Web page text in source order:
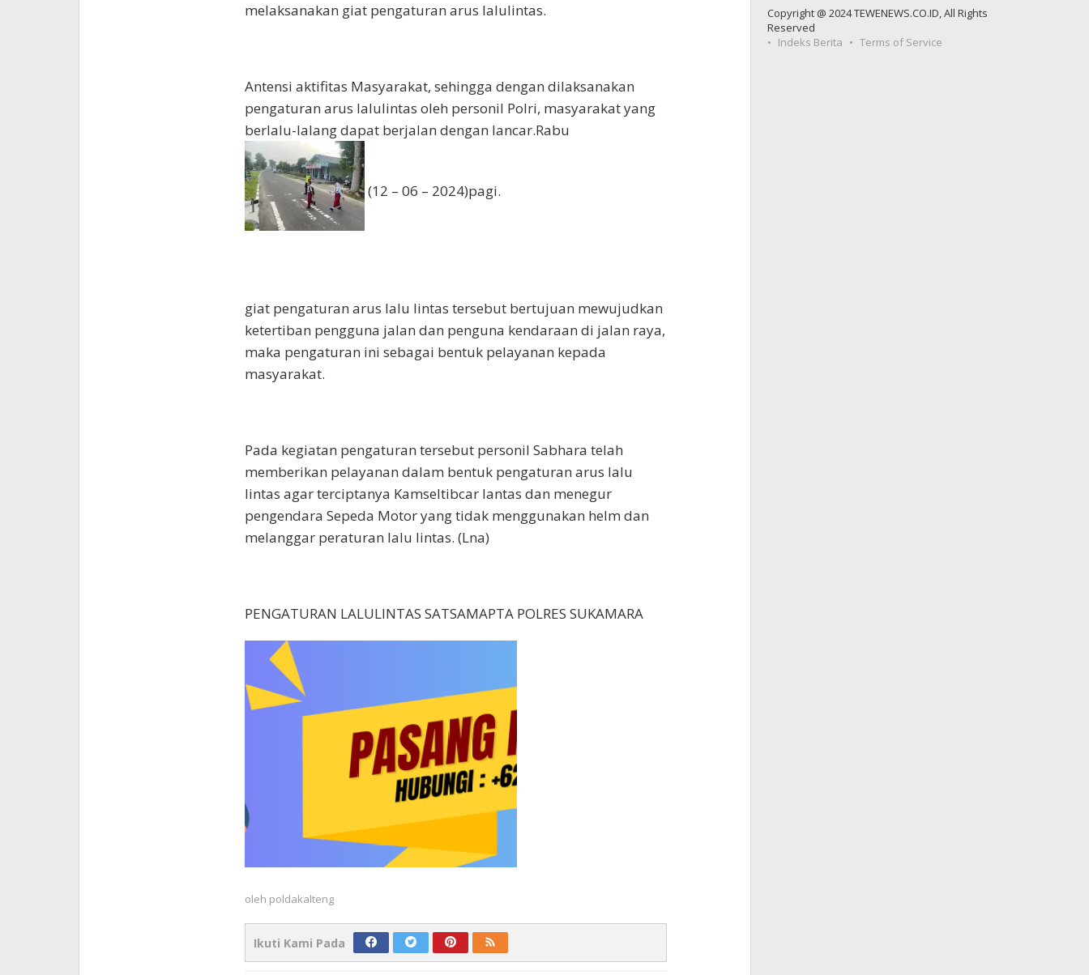
melaksanakan giat pengaturan arus lalulintas.
Antensi aktifitas Masyarakat, sehingga dengan dilaksanakan
pengaturan arus lalulintas oleh personil Polri, masyarakat yang
berlalu-lalang dapat berjalan dengan lancar.Rabu
(12 – 06 – 2024)pagi.
giat pengaturan arus lalu lintas tersebut bertujuan mewujudkan
ketertiban pengguna jalan dan penguna kendaraan di jalan raya,
maka pengaturan ini sebagai bentuk pelayanan kepada
masyarakat.
Pada kegiatan pengaturan tersebut personil Sabhara telah
memberikan pelayanan dalam bentuk pengaturan arus lalu
lintas agar terciptanya Kamseltibcar lantas dan menegur
pengendara Sepeda Motor yang tidak menggunakan helm dan
melanggar peraturan lalu lintas. (Lna)
PENGATURAN LALULINTAS SATSAMAPTA POLRES SUKAMARA
oleh poldakalteng
Ikuti Kami Pada
Copyright @ 2024 TEWENEWS.CO.ID, All Rights
Reserved
Indeks Berita
Terms of Service